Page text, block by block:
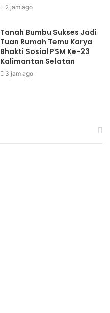
2 jam ago
Tanah Bumbu Sukses Jadi
Tuan Rumah Temu Karya
Bhakti Sosial PSM Ke-23
Kalimantan Selatan
3 jam ago